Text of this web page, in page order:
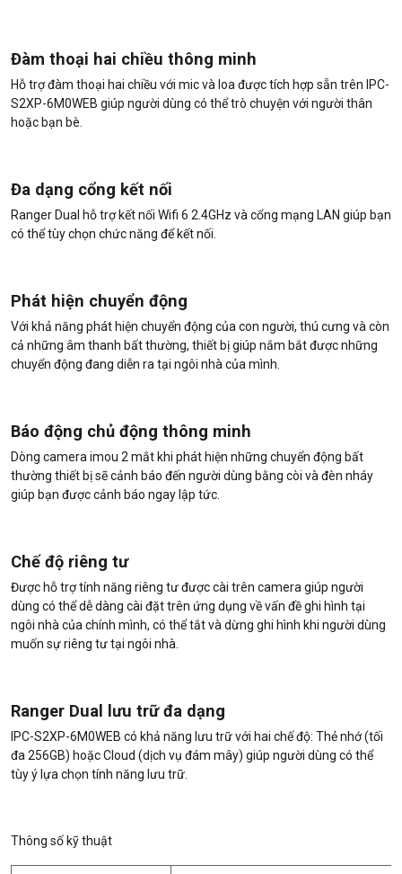
Đàm thoại hai chiều thông minh
Hỗ trợ đàm thoại hai chiều với mic và loa được tích hợp sẵn trên IPC-
S2XP-6M0WEB giúp người dùng có thể trò chuyện với người thân
hoặc bạn bè.
Đa dạng cổng kết nối
Ranger Dual hỗ trợ kết nối Wifi 6 2.4GHz và cổng mạng LAN giúp bạn
có thể tùy chọn chức năng để kết nối.
Phát hiện chuyển động
Với khả năng phát hiện chuyển động của con người, thú cưng và còn
cả những âm thanh bất thường, thiết bị giúp nắm bắt được những
chuyển động đang diễn ra tại ngôi nhà của mình.
Báo động chủ động thông minh
Dòng camera imou 2 mắt khi phát hiện những chuyển động bất
thường thiết bị sẽ cảnh báo đến người dùng bằng còi và đèn nháy
giúp bạn được cảnh báo ngay lập tức.
Chế độ riêng tư
Được hỗ trợ tính năng riêng tư được cài trên camera giúp người
dùng có thể dễ dàng cài đặt trên ứng dụng về vấn đề ghi hình tại
ngôi nhà của chính mình, có thể tắt và dừng ghi hình khi người dùng
muốn sự riêng tư tại ngôi nhà.
Ranger Dual lưu trữ đa dạng
IPC-S2XP-6M0WEB có khả năng lưu trữ với hai chế độ: Thẻ nhớ (tối
đa 256GB) hoặc Cloud (dịch vụ đám mây) giúp người dùng có thể
tùy ý lựa chọn tính năng lưu trữ.
Thông số kỹ thuật